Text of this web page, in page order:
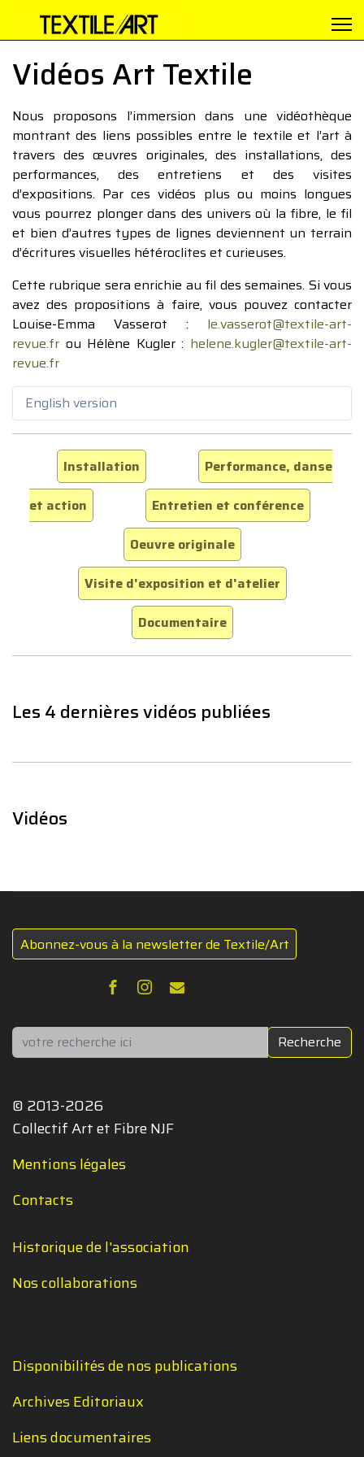
Vidéos Art Textile
Nous proposons l’immersion dans une vidéothèque
montrant des liens possibles entre le textile et l’art à
travers des œuvres originales, des installations, des
performances, des entretiens et des visites
d’expositions. Par ces vidéos plus ou moins longues
vous pourrez plonger dans des univers où la fibre, le fil
et bien d’autres types de lignes deviennent un terrain
d’écritures visuelles hétéroclites et curieuses.
Cette rubrique sera enrichie au fil des semaines. Si vous
avez des propositions à faire, vous pouvez contacter
Louise-Emma Vasserot : le.vasserot@textile-art-
revue.fr ou Hélène Kugler : helene.kugler@textile-art-
revue.fr
English version
Installation
Performance, danse
et action
Entretien et conférence
Oeuvre originale
Visite d'exposition et d'atelier
Documentaire
Les 4 dernières vidéos publiées
Vidéos
Abonnez-vous à la newsletter de Textile/Art
Rechercher Recherche
© 2013-2026
Collectif Art et Fibre NJF
Mentions légales
Contacts
Historique de l'association
Nos collaborations
Disponibilités de nos publications
Archives Editoriaux
Liens documentaires